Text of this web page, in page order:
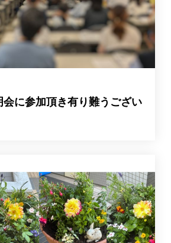
に参加頂き有り難うござい